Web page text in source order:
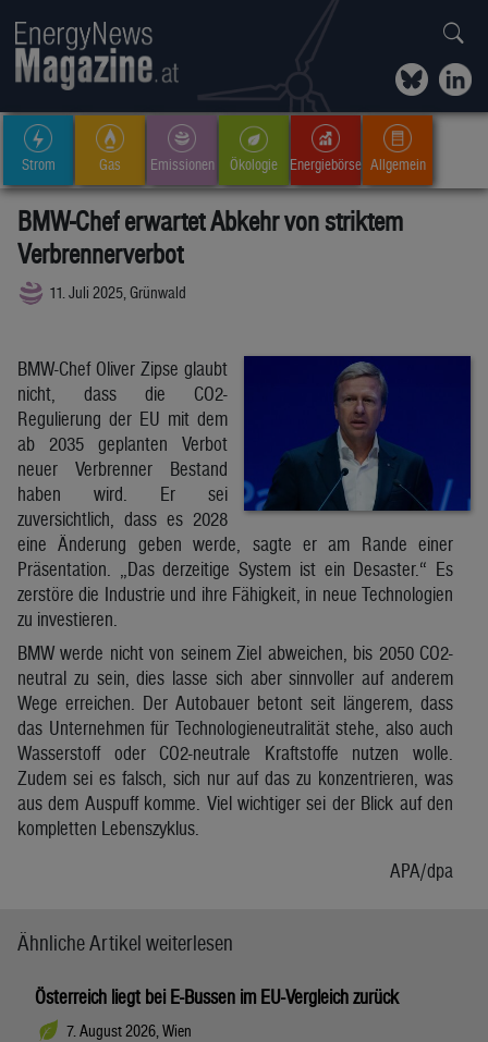
Strom Gas Emissionen Ökologie Energiebörse Allgemein
BMW-Chef erwartet Abkehr von striktem
Verbrennerverbot
11. Juli 2025, Grünwald
BMW-Chef Oliver Zipse glaubt
nicht, dass die CO2-
Regulierung der EU mit dem
ab 2035 geplanten Verbot
neuer Verbrenner Bestand
haben wird. Er sei
zuversichtlich, dass es 2028
eine Änderung geben werde, sagte er am Rande einer
Präsentation. „Das derzeitige System ist ein Desaster.“ Es
zerstöre die Industrie und ihre Fähigkeit, in neue Technologien
zu investieren.
BMW werde nicht von seinem Ziel abweichen, bis 2050 CO2-
neutral zu sein, dies lasse sich aber sinnvoller auf anderem
Wege erreichen. Der Autobauer betont seit längerem, dass
das Unternehmen für Technologieneutralität stehe, also auch
Wasserstoff oder CO2-neutrale Kraftstoffe nutzen wolle.
Zudem sei es falsch, sich nur auf das zu konzentrieren, was
aus dem Auspuff komme. Viel wichtiger sei der Blick auf den
kompletten Lebenszyklus.
APA/dpa
Ähnliche Artikel weiterlesen
Österreich liegt bei E-Bussen im EU-Vergleich zurück
7. August 2026, Wien